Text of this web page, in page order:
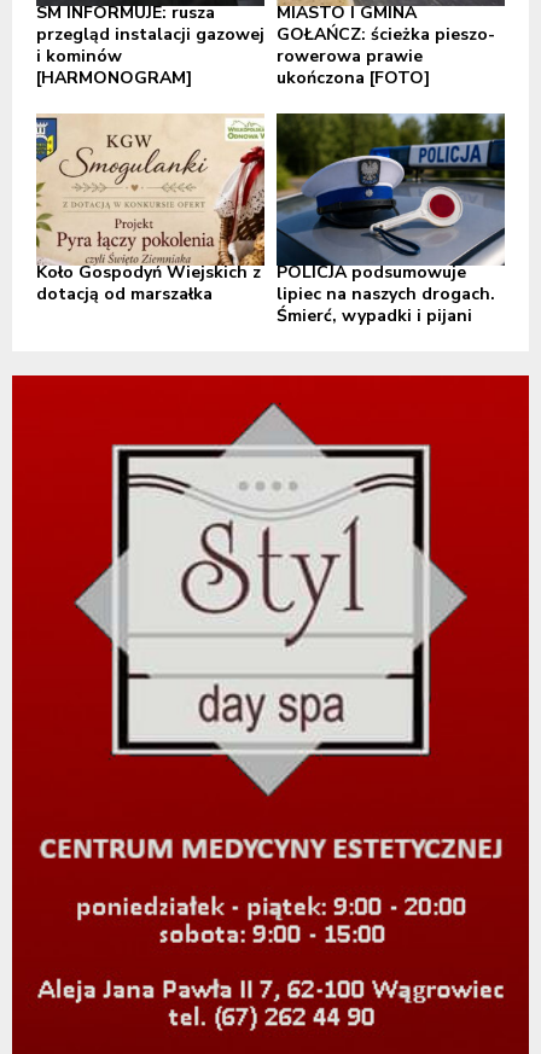
SM INFORMUJE: rusza
przegląd instalacji gazowej
i kominów
[HARMONOGRAM]
MIASTO I GMINA
GOŁAŃCZ: ścieżka pieszo-
rowerowa prawie
ukończona [FOTO]
Koło Gospodyń Wiejskich z
dotacją od marszałka
POLICJA podsumowuje
lipiec na naszych drogach.
Śmierć, wypadki i pijani